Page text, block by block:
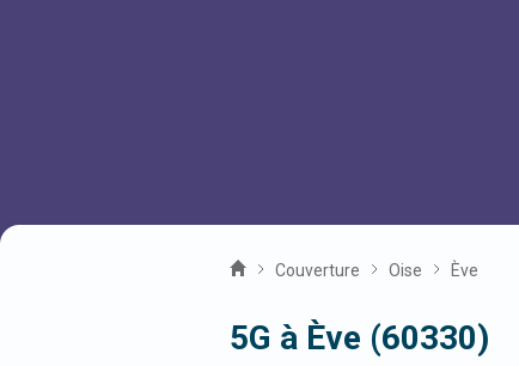
Couverture Oise Ève
5G à Ève (60330)